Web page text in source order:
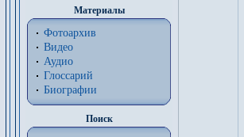
Материалы
Фотоархив
Видео
Аудио
Глоссарий
Биографии
Поиск